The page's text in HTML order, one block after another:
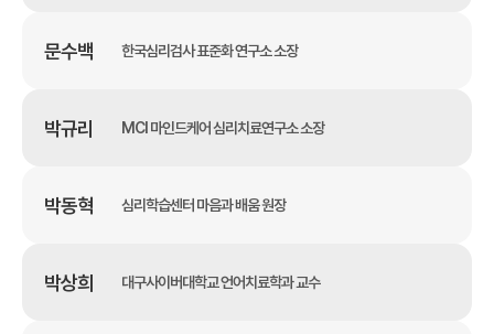
문수백 한국심리검사 표준화 연구소 소장
박규리 MCI 마인드케어 심리치료연구소 소장
박동혁 심리학습센터 마음과 배움 원장
박상희 대구사이버대학교 언어치료학과 교수